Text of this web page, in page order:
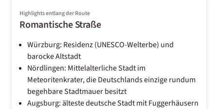
Highlights entlang der Route
Romantische Straße
Würzburg: Residenz (UNESCO-Welterbe) und
barocke Altstadt
Nördlingen: Mittelalterliche Stadt im
Meteoritenkrater, die Deutschlands einzige rundum
begehbare Stadtmauer besitzt
Augsburg: älteste deutsche Stadt mit Fuggerhäusern